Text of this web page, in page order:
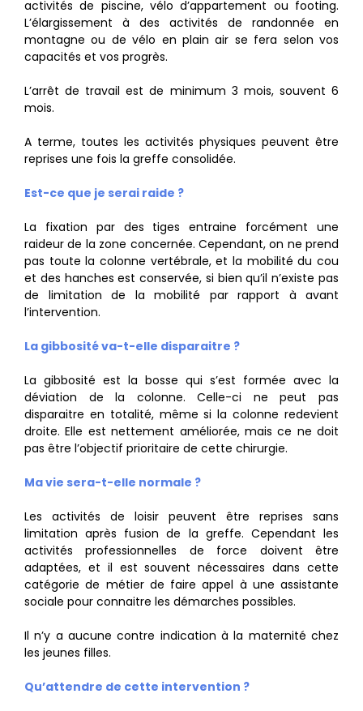
activités de piscine, vélo d’appartement ou footing.
L’élargissement à des activités de randonnée en
montagne ou de vélo en plain air se fera selon vos
capacités et vos progrès.
L’arrêt de travail est de minimum 3 mois, souvent 6
mois.
A terme, toutes les activités physiques peuvent être
reprises une fois la greffe consolidée.
Est-ce que je serai raide ?
La fixation par des tiges entraine forcément une
raideur de la zone concernée. Cependant, on ne prend
pas toute la colonne vertébrale, et la mobilité du cou
et des hanches est conservée, si bien qu’il n’existe pas
de limitation de la mobilité par rapport à avant
l’intervention.
La gibbosité va-t-elle disparaitre ?
La gibbosité est la bosse qui s’est formée avec la
déviation de la colonne. Celle-ci ne peut pas
disparaitre en totalité, même si la colonne redevient
droite. Elle est nettement améliorée, mais ce ne doit
pas être l’objectif prioritaire de cette chirurgie.
Ma vie sera-t-elle normale ?
Les activités de loisir peuvent être reprises sans
limitation après fusion de la greffe. Cependant les
activités professionnelles de force doivent être
adaptées, et il est souvent nécessaires dans cette
catégorie de métier de faire appel à une assistante
sociale pour connaitre les démarches possibles.
Il n’y a aucune contre indication à la maternité chez
les jeunes filles.
Qu’attendre de cette intervention ?